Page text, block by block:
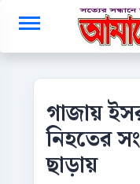
গাজায়
নিহতের
ছাড়ায়